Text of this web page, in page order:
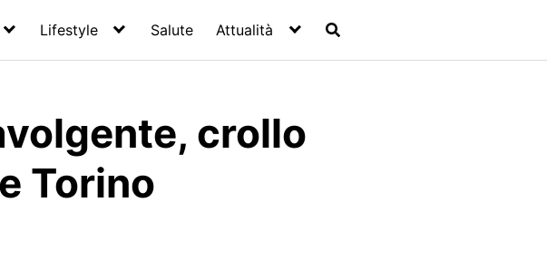
Lifestyle Salute Attualità
crollo
Torino